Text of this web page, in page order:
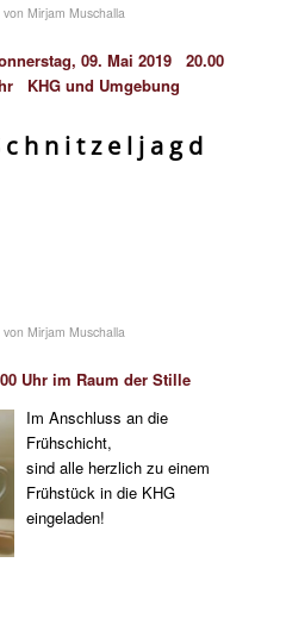
von Mirjam Muschalla
09. Mai 2019 20.00
KHG und Umgebung
c h n i t z e l j a g d
von Mirjam Muschalla
Uhr im Raum der Stille
Im Anschluss an die
Frühschicht,
sind alle herzlich zu einem
Frühstück in die KHG
eingeladen!